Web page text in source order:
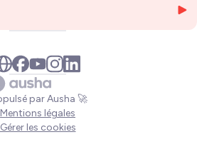
la casquette de community
CM et quelles sont ses principales
d'une destination de montagne, je
du CM 📈
par Ausha 🚀
Mentions légales
Gérer les cookies